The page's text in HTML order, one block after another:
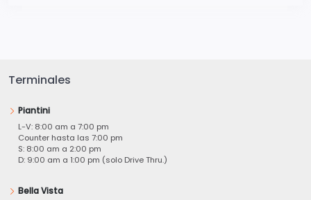
Terminales
Piantini
L-V: 8:00 am a 7:00 pm
Counter hasta las 7:00 pm
S: 8:00 am a 2:00 pm
D: 9:00 am a 1:00 pm (solo Drive Thru.)
Bella Vista